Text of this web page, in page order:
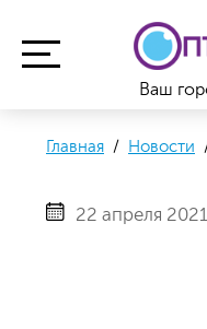
Ваш
Главная / Новости
22 апреля 2021